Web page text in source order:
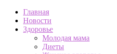
Главная
Новости
Здоровье
Молодая мама
Диеты